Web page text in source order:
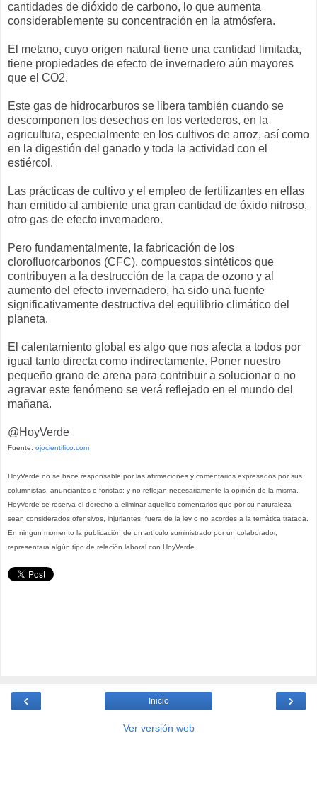
cantidades de dióxido de carbono, lo que aumenta
considerablemente su concentración en la atmósfera.
El metano, cuyo origen natural tiene una cantidad limitada,
tiene propiedades de efecto de invernadero aún mayores
que el CO2.
Este gas de hidrocarburos se libera también cuando se
descomponen los desechos en los vertederos, en la
agricultura, especialmente en los cultivos de arroz, así como
en la digestión del ganado y toda la actividad con el
estiércol.
Las prácticas de cultivo y el empleo de fertilizantes en ellas
han emitido al ambiente una gran cantidad de óxido nitroso,
otro gas de efecto invernadero.
Pero fundamentalmente, la fabricación de los
clorofluorcarbonos (CFC), compuestos sintéticos que
contribuyen a la destrucción de la capa de ozono y al
aumento del efecto invernadero, ha sido una fuente
significativamente destructiva del equilibrio climático del
planeta.
El calentamiento global es algo que nos afecta a todos por
igual tanto directa como indirectamente. Poner nuestro
pequeño grano de arena para contribuir a solucionar o no
agravar este fenómeno se verá reflejado en el mundo del
mañana.
@HoyVerde
Fuente: ojocientifico.com
HoyVerde no se hace responsable por las afirmaciones y comentarios expresados por sus
columnistas, anunciantes o foristas; y no reflejan necesariamente la opinión de la misma.
HoyVerde se reserva el derecho a eliminar aquellos comentarios que por su naturaleza
sean considerados ofensivos, injuriantes, fuera de la ley o no acordes a la temática tratada.
En ningún momento la publicación de un artículo suministrado por un colaborador,
representará algún tipo de relación laboral con HoyVerde.
‹ ›
Inicio
Ver versión web